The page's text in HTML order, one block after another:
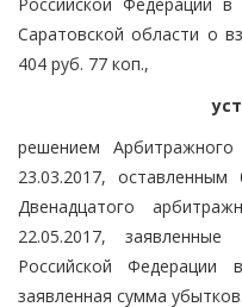
Саратовской области о
404 руб. 77 коп.,
решением
23.03.2017,
Двенадцатого
22.05.2017,
Российской
заявленная сумма убытков.